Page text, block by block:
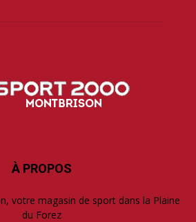
À PROPOS
votre magasin de sport dans la Plaine
du Forez